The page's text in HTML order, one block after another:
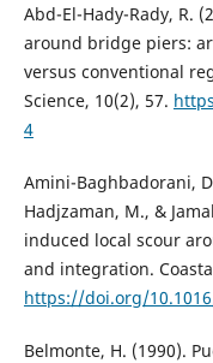
Abd-El-Hady-Rady, R.
around bridge piers:
versus conventional
Science, 10(2), 57.
4
Amini-Baghbadorani,
Hadjzaman, M., &
induced local scour
and integration.
https://doi.org/
Belmonte, H. (1990).